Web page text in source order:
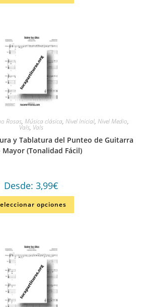
Rosas, Música clásica, Nivel Inicial, Nivel Medio,
Vals, Vals
y Tablatura del Punteo de Guitarra
Mayor (Tonalidad Fácil)
Desde: 3,99€
opciones